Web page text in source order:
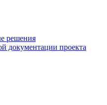
решения
документации проекта